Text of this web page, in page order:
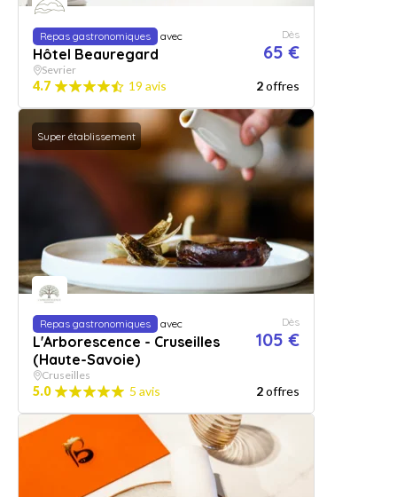
Repas gastronomiques avec
Hôtel Beauregard
Dès
65 €
Sevrier
4.7 19 avis 2offres
Super établissement
Repas gastronomiques avec
L'Arborescence - Cruseilles
(Haute-Savoie)
Dès
105 €
Cruseilles
5.0 5 avis 2offres